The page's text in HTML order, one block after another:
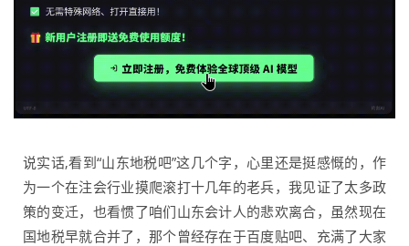
说实话,看到“山东地税吧”这几个字，心里还是挺感慨的，作
为一个在注会行业摸爬滚打十几年的老兵，我见证了太多政
策的变迁，也看惯了咱们山东会计人的悲欢离合，虽然现在
国地税早就合并了，那个曾经存在于百度贴吧、充满了大家